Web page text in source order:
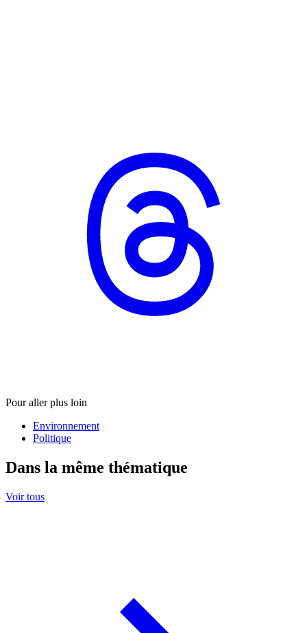
Pour aller plus loin
Environnement
Politique
Dans la même thématique
Voir tous